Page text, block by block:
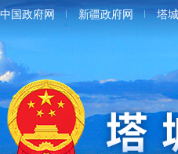
中国政府网 新疆政府网 塔